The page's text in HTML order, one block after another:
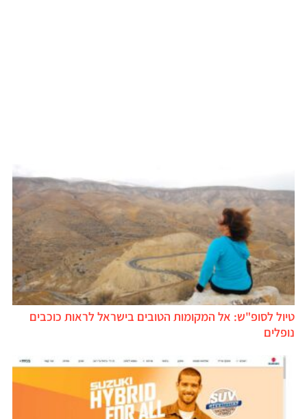
טיול לסופ"ש: אל המקומות הטובים בישראל לראות כוכבים
נופלים